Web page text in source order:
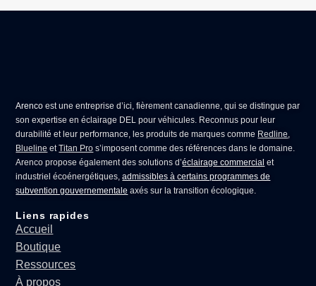
Arenco est une entreprise d’ici, fièrement canadienne, qui se distingue par
son expertise enéclairage DEL pour véhicules. Reconnus pour leur
durabilité et leur performance, les produits de marques comme Redline,
Blueline etTitan Pro s’imposent comme des références dans le domaine.
Arenco propose également des solutions d’éclairage commercial et
industriel écoénergétiques,admissibles à certains programmes de
subvention gouvernementale axés sur la transition écologique.
Liens rapides
Accueil
Boutique
Ressources
À propos